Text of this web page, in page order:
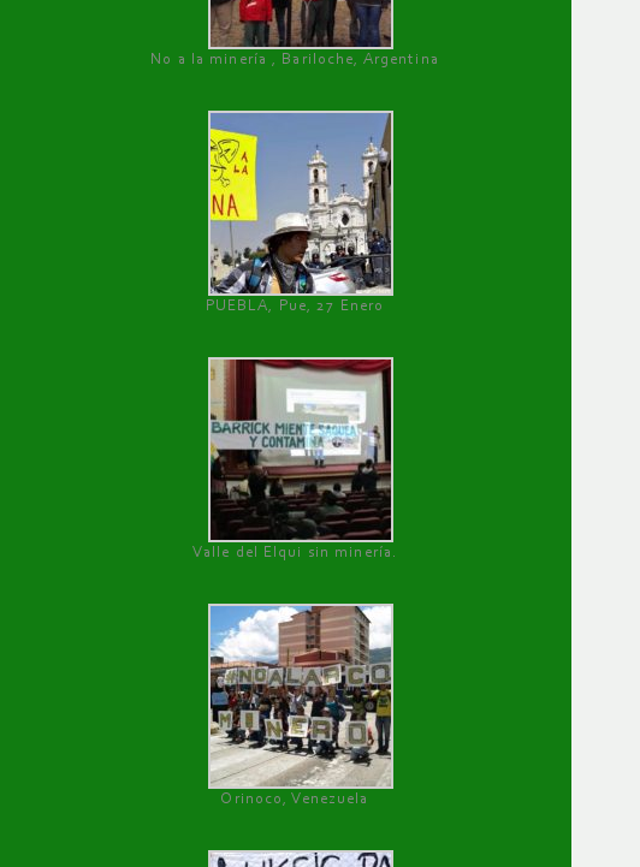
No a la minería , Bariloche, Argentina
PUEBLA, Pue, 27 Enero
Valle del Elqui sin minería.
Orinoco, Venezuela